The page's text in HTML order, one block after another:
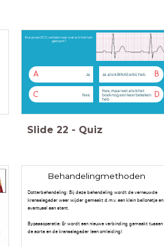
Kun je een ECG vertalen naar wat er in het hart
gebeurt?
A Ja B
Ja, als ik BINAS erbij heb
C Nee D
Nee, maar wel als ik het
boek nog een keer bekeken
heb
Slide 22 - Quiz
Behandelingmethoden
Dotterbehandeling: Bij deze behandeling wordt de vernauwde
kransslagader weer wijder gemaakt d.m.v. een klein ballonetje en
eventueel een stent.
Bypassoperatie: Er wordt een nieuwe verbinding gemaakt tussen
de aorta en de kransslagader (een omleiding)